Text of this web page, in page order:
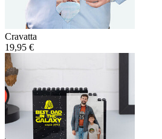
Cravatta
19,95 €